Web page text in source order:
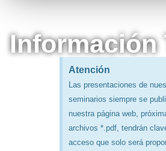
Información
Atención
Las presentaciones de
seminarios siempre se
nuestra página web,
archivos *.pdf, tendrán
acceso que solo será